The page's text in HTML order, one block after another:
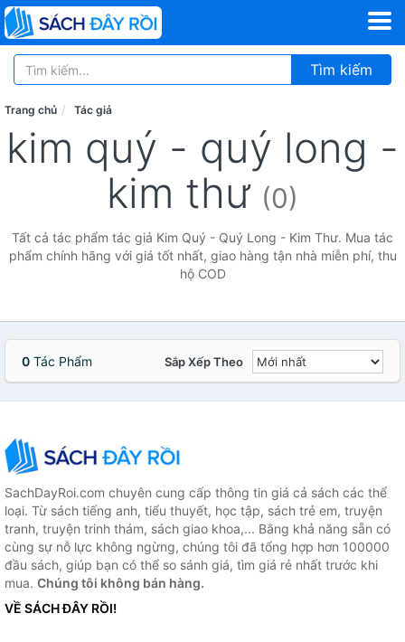
Tìm kiếm
Trang chủ Tác giả
kim quý - quý long -
kim thư (0)
Tất cả tác phẩm tác giả Kim Quý - Quý Long - Kim Thư. Mua tác
phẩm chính hãng với giá tốt nhất, giao hàng tận nhà miễn phí, thu
hộ COD
0 Tác Phẩm Sắp Xếp Theo
SachDayRoi.com chuyên cung cấp thông tin giá cả sách các thể
loại. Từ sách tiếng anh, tiểu thuyết, học tập, sách trẻ em, truyện
tranh, truyện trinh thám, sách giao khoa,... Bằng khả năng sẵn có
cùng sự nỗ lực không ngừng, chúng tôi đã tổng hợp hơn 100000
đầu sách, giúp bạn có thể so sánh giá, tìm giá rẻ nhất trước khi
mua. Chúng tôi không bán hàng.
VỀ SÁCH ĐÂY RỒI!